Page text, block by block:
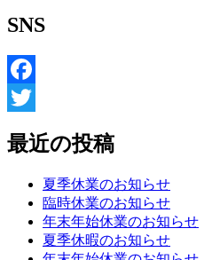
SNS
Facebook
最近の投稿
夏季休業のお知らせ
臨時休業のお知らせ
年末年始休業のお知らせ
夏季休暇のお知らせ